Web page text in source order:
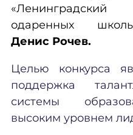
одаренных
Денис Рочев.
Целью конкурса
поддержка
системы
высоким уровнем